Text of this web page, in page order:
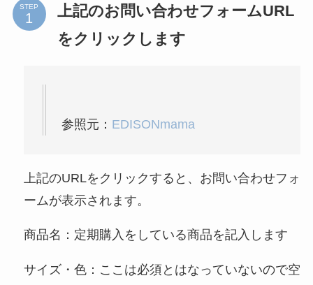
STEP
上記のお問い合わせフォームURL
をクリックします
参照元： EDISONmama
上記のURLをクリックすると、お問い合わせフォ
ームが表示されます。
商品名：定期購入をしている商品を記入します
サイズ・色：ここは必須とはなっていないので空